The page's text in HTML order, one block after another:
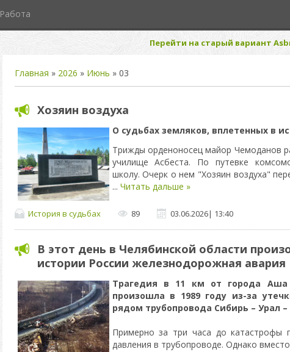
Работа
Перейти на старый вариант
Главная » 2026 » Июнь » 03
Хозяин воздуха
О судьбах земляков, вплетенных в
Трижды орденоносец майор Чемоданов
училище Асбеста. По путевке
школу. Очерк о нем "Хозяин воздуха"
... Читать дальше »
История в судьбах 89 03.06.2026| 13:40
В этот день в Челябинской области
истории России железнодорожная авария
Трагедия в 11 км от города Аша
произошла в 1989 году из-за
рядом трубопровода Сибирь – Урал
Примерно за три часа до катастрофы
давления в трубопроводе. Однако